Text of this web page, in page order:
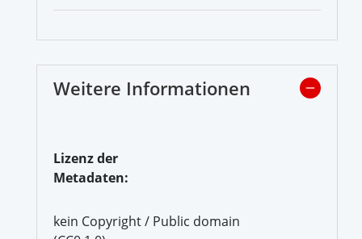
Weitere Informationen
Lizenz der
Metadaten:
kein Copyright / Public domain